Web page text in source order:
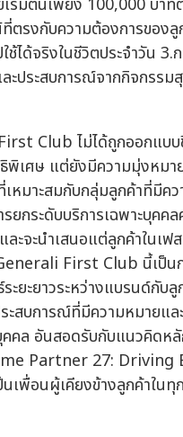
เริ่มต้นเพียง 100,000 บาท
ที่ตรงกับความต้องการของ
ช้ได้จริงในชีวิตประจำวัน
ะประสบการณ์จากกิจกรร
Club ไม่ได้ถูกออกแบบ
พิเศษ แต่ยังมีความมุ่งหมา
เหมาะสมกับกลุ่มลูกค้าที่มีค
ยกระดับบริการเฉพาะบุคค
ะจะนำเสนอแต่ลูกค้าในเฟส
First Club นี้เป็น
ะยะยาวระหว่างแบรนด์กับ
ะสบการณ์ที่มีความหมายแ
คคล อันสอดรับกับแนวคิดหลั
Partner 27: Driving
นเพื่อนผู้เคียงข้างลูกค้าใน